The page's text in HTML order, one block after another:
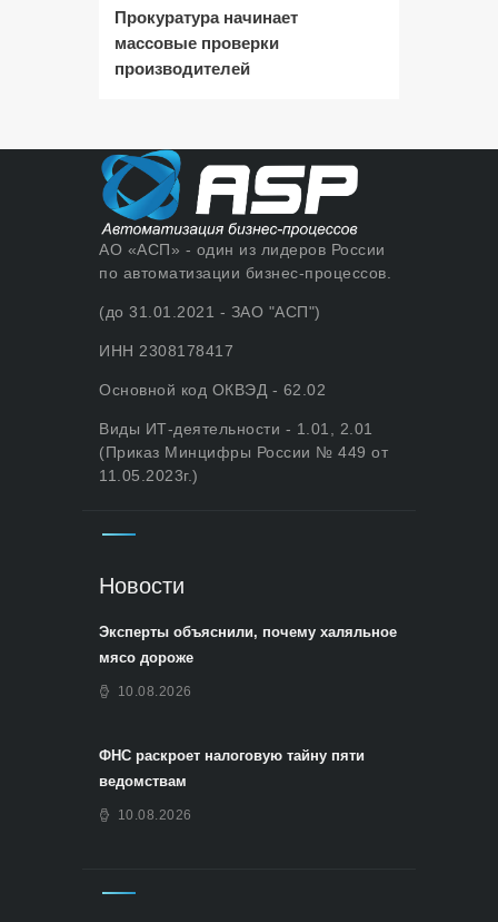
Прокуратура начинает
массовые проверки
производителей
АО «АСП» - один из лидеров России
по автоматизации бизнес-процессов.
(до 31.01.2021 - ЗАО "АСП")
ИНН 2308178417
Основной код ОКВЭД - 62.02
Виды ИТ-деятельности - 1.01, 2.01
(Приказ Минцифры России № 449 от
11.05.2023г.)
Новости
Эксперты объяснили, почему халяльное
мясо дороже
10.08.2026
ФНС раскроет налоговую тайну пяти
ведомствам
10.08.2026